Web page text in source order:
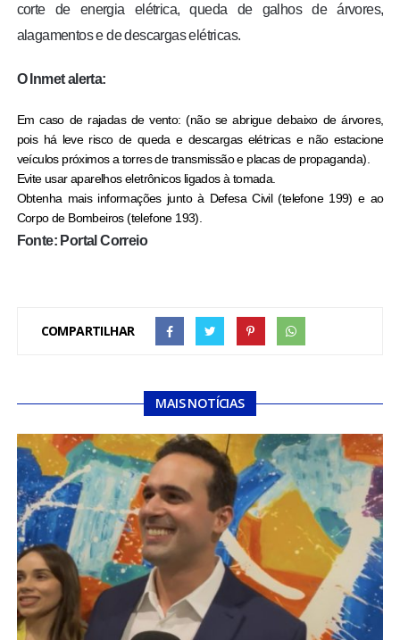
COLUNISTAS
corte de energia elétrica, queda de galhos de árvores,
alagamentos e de descargas elétricas.
O Inmet alerta:
Em caso de rajadas de vento: (não se abrigue debaixo de árvores,
pois há leve risco de queda e descargas elétricas e não estacione
veículos próximos a torres de transmissão e placas de propaganda).
Evite usar aparelhos eletrônicos ligados à tomada.
Obtenha mais informações junto à Defesa Civil (telefone 199) e ao
Corpo de Bombeiros (telefone 193).
Fonte: Portal Correio
COMPARTILHAR
MAIS NOTÍCIAS